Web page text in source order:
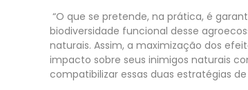
“O que se pretende, na prática, é
biodiversidade funcional desse
naturais. Assim, a maximização dos
impacto sobre seus inimigos naturais
compatibilizar essas duas estratégias